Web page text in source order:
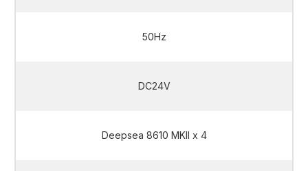
50Hz
DC24V
Deepsea 8610 MKII x 4